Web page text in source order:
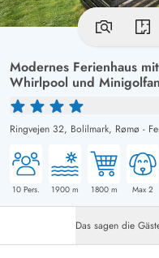
Modernes Ferienhaus
Whirlpool und
Ringvejen 32, Bolilmark, Rømø -
10 Pers. 1900 m 1800m Max 2
Das sagen die